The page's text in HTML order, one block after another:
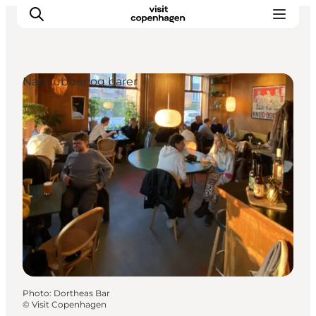
Aktiviteter
Mat och dryck
Planera din resa
Natklubber og barer
Photo: Dortheas Bar
© Visit Copenhagen